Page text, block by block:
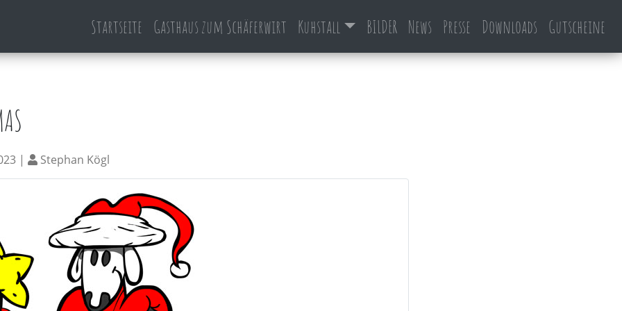
Startseite Gasthaus zum Schäferwirt Kuhstall BILDER News Presse Downloads Gutscheine
| Stephan Kögl